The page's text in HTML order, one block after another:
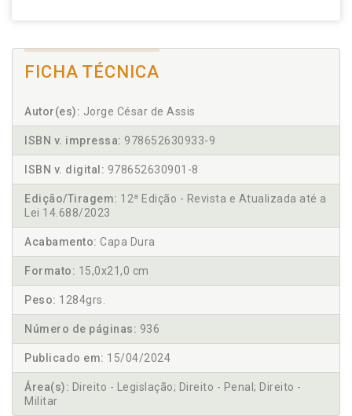
FICHA TÉCNICA
Autor(es): Jorge César de Assis
ISBN v. impressa: 978652630933-9
ISBN v. digital: 978652630901-8
Edição/Tiragem: 12ª Edição - Revista e Atualizada até a
Lei 14.688/2023
Acabamento: Capa Dura
Formato: 15,0x21,0 cm
Peso: 1284grs.
Número de páginas: 936
Publicado em: 15/04/2024
Área(s): Direito - Legislação; Direito - Penal; Direito -
Militar